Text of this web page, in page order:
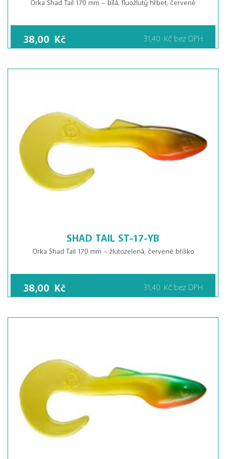
38,00 Kč 31,40 Kč bez DPH
SHAD TAIL ST-17-YB
Orka Shad Tail 170 mm – žlutozelená, červené bříško
38,00 Kč 31,40 Kč bez DPH